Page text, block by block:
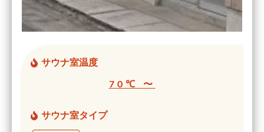
サウナ室温度
70℃ 〜
サウナ室タイプ